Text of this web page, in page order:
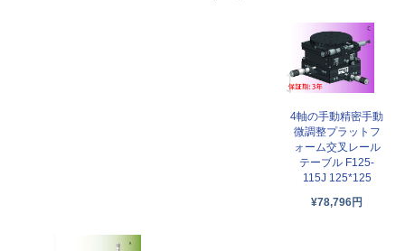
4軸の手動精密手動
微調整プラットフ
ォーム交叉レール
テーブル F125-
115J 125*125
¥78,796円